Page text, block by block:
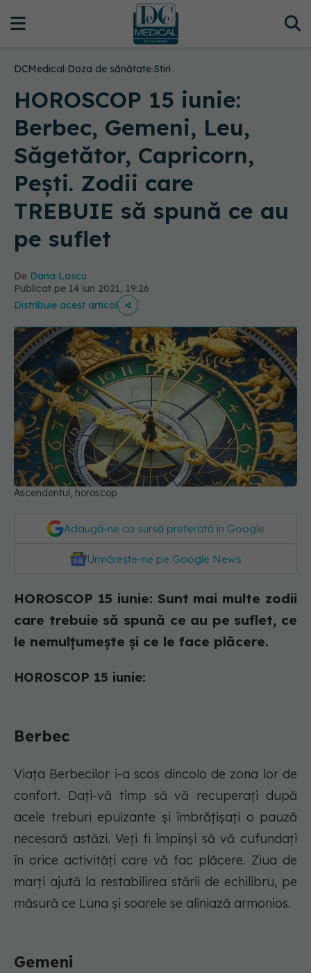
DCMedical›Doza de sănătate›Stiri
HOROSCOP 15 iunie:
Berbec, Gemeni, Leu,
Săgetător, Capricorn,
Pești. Zodii care
TREBUIE să spună ce au
pe suflet
De Dana Lascu
Publicat pe 14 iun 2021, 19:26
Distribuie acest articol
Ascendentul, horoscop
Adaugă-ne ca sursă preferată în Google
Urmărește-ne pe Google News
HOROSCOP 15 iunie: Sunt mai multe zodii
care trebuie să spună ce au pe suflet, ce
le nemulțumește și ce le face plăcere.
HOROSCOP 15 iunie:
Berbec
Viața Berbecilor i-a scos dincolo de zona lor de
confort. Dați-vă timp să vă recuperați după
acele treburi epuizante și îmbrățișați o pauză
necesară astăzi. Veți fi împinși să vă cufundați
în orice activități care vă fac plăcere. Ziua de
marți ajută la restabilirea stării de echilibru, pe
măsură ce Luna și soarele se aliniază armonios.
Gemeni